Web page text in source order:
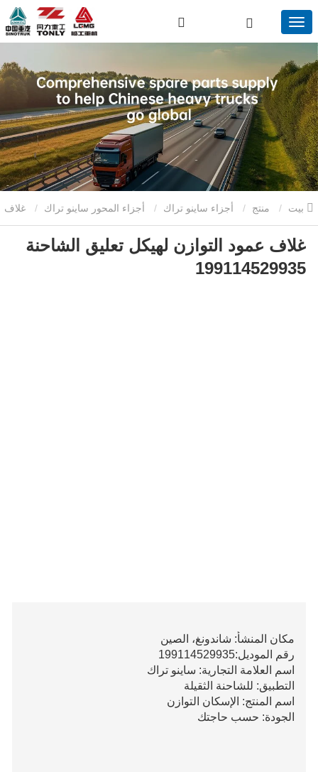
منتج أجزاء ساينو تراك أجزاء المحور ساينو تراك غلاف
عمود التوازن لهيكل تعليق الشاحنة 199114529935
غلاف عمود التوازن لهيكل تعليق الشاحنة
199114529935
مكان المنشأ: شاندونغ، الصين
رقم الموديل:199114529935
اسم العلامة التجارية: ساينو تراك
التطبيق: للشاحنة الثقيلة
اسم المنتج: الإسكان التوازن
الجودة: حسب حاجتك